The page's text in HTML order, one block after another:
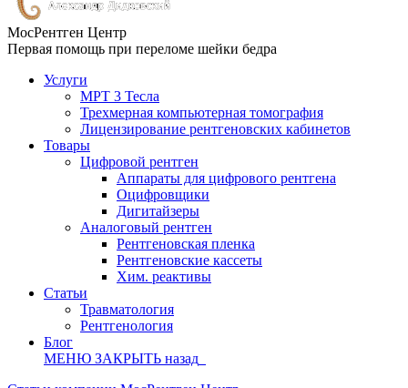
МосРентген Центр
Первая помощь при переломе шейки бедра
Услуги
МРТ 3 Тесла
Трехмерная компьютерная томография
Лицензирование рентгеновских кабинетов
Товары
Цифровой рентген
Аппараты для цифрового рентгена
Оцифровщики
Дигитайзеры
Аналоговый рентген
Рентгеновская пленка
Рентгеновские кассеты
Хим. реактивы
Статьи
Травматология
Рентгенология
Блог
МЕНЮ ЗАКРЫТЬ назад